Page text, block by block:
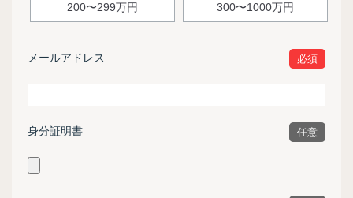
200〜299万円 300〜1000万円
メールアドレス 必須
身分証明書 任意